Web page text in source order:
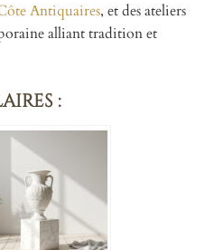
Antiquaires, et des ateliers
alliant tradition et
: